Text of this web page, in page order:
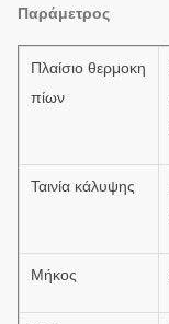
Παράμετρος
Πλαίσιο θερμοκη
πίων
Ταινία κάλυψης
Μήκος